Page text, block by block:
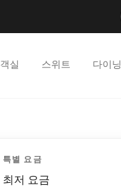
객실 스위트 다이닝
특별 요금
최저 요금
이벤트 및 미팅